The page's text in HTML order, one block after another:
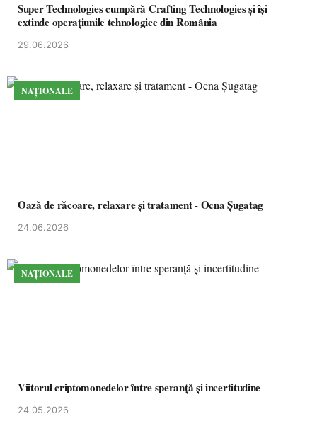
Super Technologies cumpără Crafting Technologies și își
extinde operațiunile tehnologice din România
29.06.2026
NAȚIONALE
Oază de răcoare, relaxare și tratament - Ocna Șugatag
24.06.2026
NAȚIONALE
Viitorul criptomonedelor între speranță și incertitudine
24.05.2026